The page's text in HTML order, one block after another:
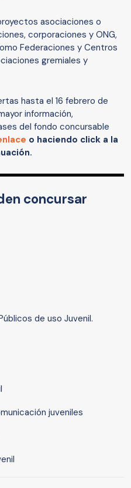
asociaciones o
corporaciones y ONG,
Federaciones y Centros
gremiales y
hasta el 16 febrero de
información,
del fondo concursable
o haciendo click a la
concursar
de uso Juvenil.
juveniles